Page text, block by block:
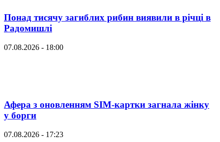
Понад тисячу загиблих рибин виявили в річці в
Радомишлі
07.08.2026 - 18:00
Афера з оновленням SIM-картки загнала жінку
у борги
07.08.2026 - 17:23